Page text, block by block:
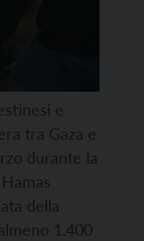
e
tra Gaza e
durante la
della
1.400